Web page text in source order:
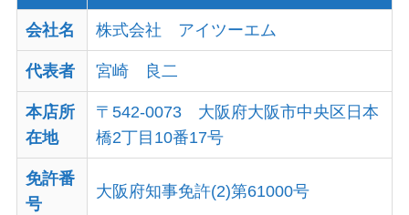
会社名 株式会社 アイツーエム
代表者 宮崎 良二
本店所
在地
〒542-0073 大阪府大阪市中央区日本
橋2丁目10番17号
免許番
号
大阪府知事免許(2)第61000号